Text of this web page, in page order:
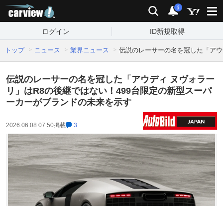
検索 通知
i
ログイン ID新規取得
トップ ニュース 業界ニュース 伝説のレーサーの名を冠した「ア
伝説のレーサーの名を冠した「アウディ ヌヴォラー
リ」はR8の後継ではない！499台限定の新型スーパ
ーカーがブランドの未来を示す
2026.06.08 07:50掲載 3